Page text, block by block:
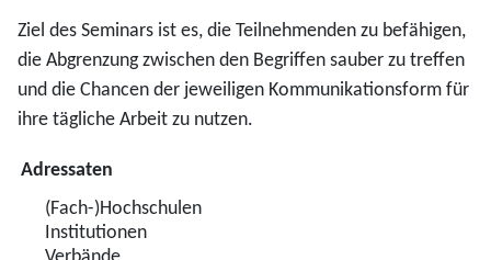
Ziel des Seminars ist es, die Teilnehmenden zu befähigen,
die Abgrenzung zwischen den Begriffen sauber zu treffen
und die Chancen der jeweiligen Kommunikationsform für
ihre tägliche Arbeit zu nutzen.
Adressaten
(Fach-)Hochschulen
Institutionen